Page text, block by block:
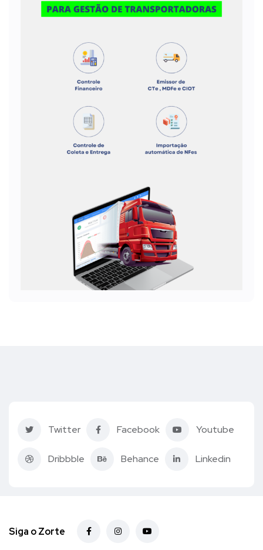
Twitter Facebook Youtube
Dribbble Behance Linkedin
Siga o Zorte